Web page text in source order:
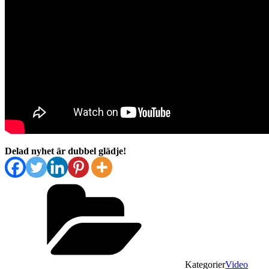
Delad nyhet är dubbel glädje!
KategorierVideo